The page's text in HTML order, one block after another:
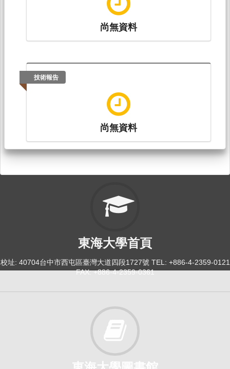
尚無資料
技術報告
尚無資料
東海大學首頁
校址: 40704台中市西屯區臺灣大道四段1727號 TEL: +886-4-2359-0121
FAX: +886-4-2359-0361